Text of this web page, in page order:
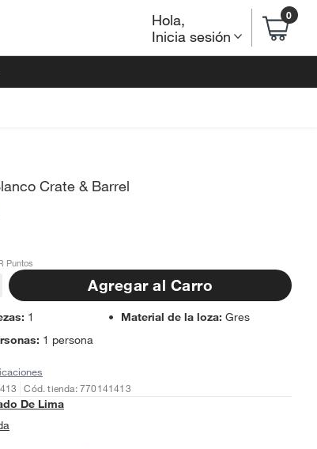
Hola,
Inicia sesión
0
Crate & Barrel
Puntos
Agregar al Carro
: 1 Material de la loza: Gres
: 1 persona
Cód. tienda: 770141413
De Lima